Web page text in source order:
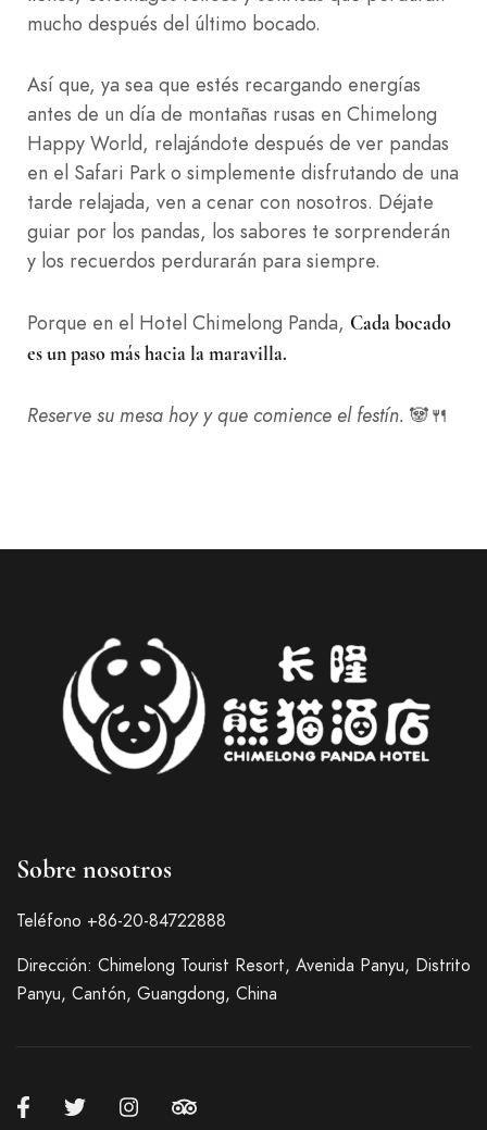
mucho después del último bocado.
Así que, ya sea que estés recargando energías
antes de un día de montañas rusas en Chimelong
Happy World, relajándote después de ver pandas
en el Safari Park o simplemente disfrutando de una
tarde relajada, ven a cenar con nosotros. Déjate
guiar por los pandas, los sabores te sorprenderán
y los recuerdos perdurarán para siempre.
Porque en el Hotel Chimelong Panda, Cada bocado
es un paso más hacia la maravilla.
Reserve su mesa hoy y que comience el festín. 🐼🍴
Sobre nosotros
Teléfono +86-20-84722888
Dirección: Chimelong Tourist Resort, Avenida Panyu, Distrito
Panyu, Cantón, Guangdong, China
Japanese